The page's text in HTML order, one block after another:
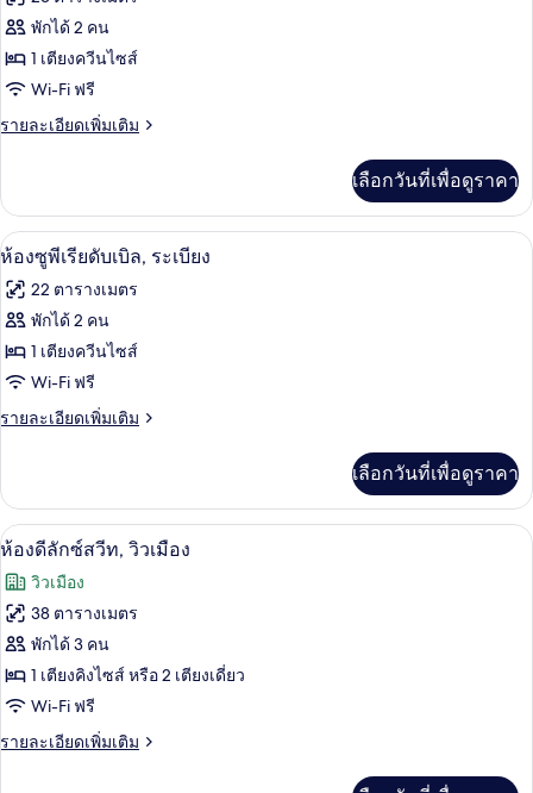
เรียดั
ระเบียง
ทั้งหมด
ของ
ห้อง
ซู
เรียดั
บเบิล
พักได้ 2 คน
1 เตียงควีนไซส์
Wi-Fi ฟรี
รายละเอียดเพิ่มเติม
ราย
เกี่ยว
กับ
ห้อง
พี
เรียดั
เลือกวันที่เพื่อดูราคา
เปิด
ภาพถ่าย
ทั้งหมด
ของ
ห้อง
ซู
เรียดั
บเบิล,
ระเบียง
ห้องซูพีเรียดับเบิล, ระเบียง | เครื่องน
9
ห้องซูพีเรียดับเบิล, ระเบียง
22 ตารางเมตร
พักได้ 2 คน
1 เตียงควีนไซส์
Wi-Fi ฟรี
รายละเอียดเพิ่มเติม
ราย
เกี่ยว
กับ
ห้อง
พี
เรียดั
ระเบียง
เลือกวันที่เพื่อดูราคา
เปิด
ภาพถ่าย
ทั้งหมด
ของ
ห้อง
ดี
ลัก
ห้องดีลักซ์สวีท, วิวเมือง | เครื่องนอนร
12
ห้องดีลักซ์สวีท, วิวเมือง
วิวเมือง
38 ตารางเมตร
พักได้ 3 คน
1 เตียงคิงไซส์ หรือ 2 เตียงเดี่ยว
Wi-Fi ฟรี
รายละเอียดเพิ่มเติม
ราย